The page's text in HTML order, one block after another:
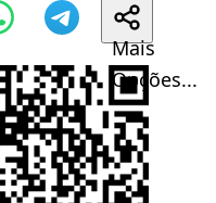
Mais
Opções...